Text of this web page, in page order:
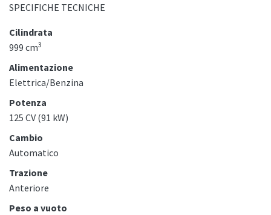
SPECIFICHE TECNICHE
Cilindrata
999 cm3
Alimentazione
Elettrica/Benzina
Potenza
125 CV (91 kW)
Cambio
Automatico
Trazione
Anteriore
Peso a vuoto